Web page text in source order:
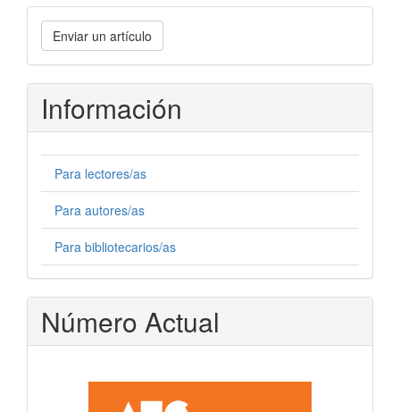
Enviar
un
artículo
Enviar un artículo
Información
Para lectores/as
Para autores/as
Para bibliotecarios/as
Número Actual